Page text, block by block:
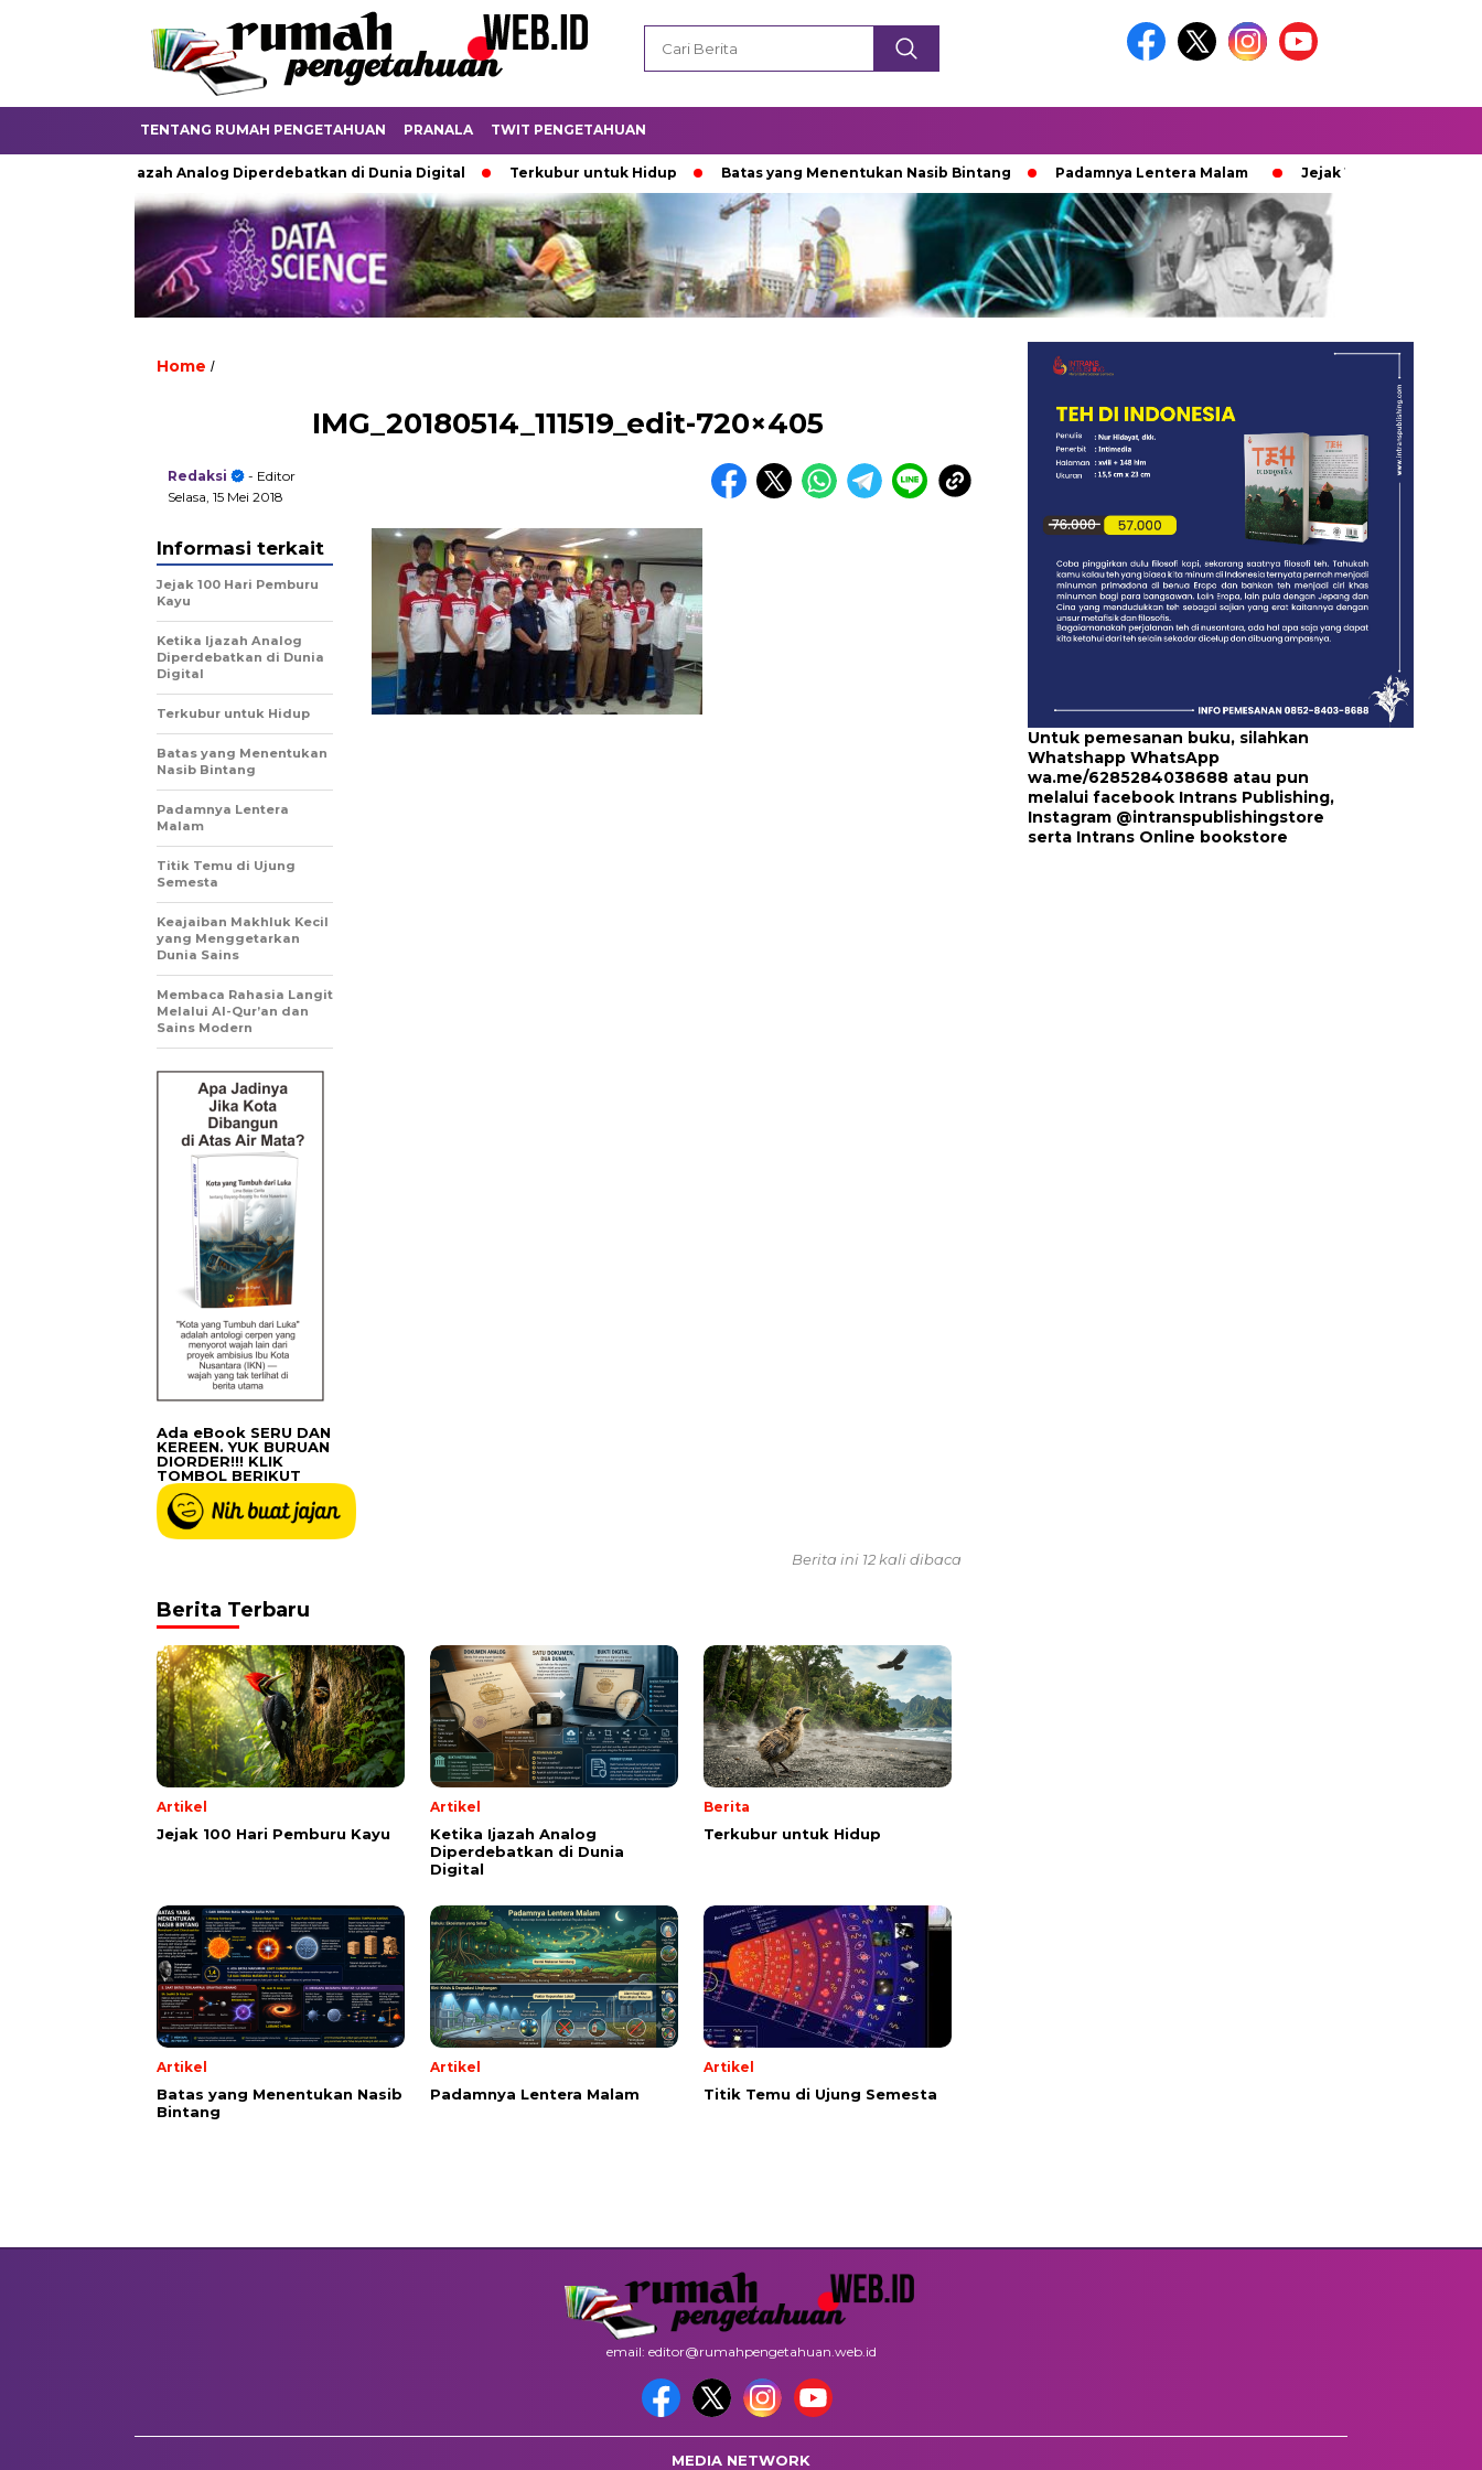
TENTANG RUMAH PENGETAHUAN PRANALA TWIT PENGETAHUAN
Ketika Ijazah Analog Diperdebatkan di Dunia Digital Terkubur untuk Hidup Batas yang Menentukan Nasib Bintang Padamnya Lentera Malam Jejak 100 Hari Pemburu Kayu
Home /
IMG_20180514_111519_edit-720×405
Redaksi
- Editor
Selasa, 15 Mei 2018
Informasi terkait
Jejak 100 Hari Pemburu
Kayu
Ketika Ijazah Analog
Diperdebatkan di Dunia
Digital
Terkubur untuk Hidup
Batas yang Menentukan
Nasib Bintang
Padamnya Lentera
Malam
Titik Temu di Ujung
Semesta
Keajaiban Makhluk Kecil
yang Menggetarkan
Dunia Sains
Membaca Rahasia Langit
Melalui Al-Qur’an dan
Sains Modern
Ada eBook SERU DAN
KEREEN. YUK BURUAN
DIORDER!!! KLIK
TOMBOL BERIKUT
Berita ini 12 kali dibaca
Berita Terbaru
Artikel
Jejak 100 Hari Pemburu Kayu
Artikel
Ketika Ijazah Analog
Diperdebatkan di Dunia
Digital
Berita
Terkubur untuk Hidup
Artikel
Batas yang Menentukan Nasib
Bintang
Artikel
Padamnya Lentera Malam
Artikel
Titik Temu di Ujung Semesta
Untuk pemesanan buku, silahkan
Whatshapp WhatsApp
wa.me/6285284038688 atau pun
melalui facebook Intrans Publishing,
Instagram @intranspublishingstore
serta Intrans Online bookstore
email: editor@rumahpengetahuan.web.id
MEDIA NETWORK